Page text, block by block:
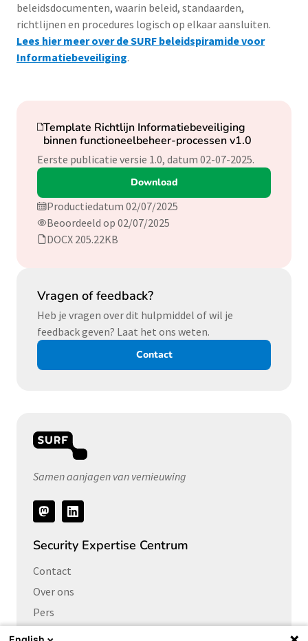
beleidsdocumenten, waarin beleid, standaarden,
richtlijnen en procedures logisch op elkaar aansluiten.
Lees hier meer over de SURF beleidspiramide voor
Informatiebeveiliging.
Download
Template Richtlijn Informatiebeveiliging
binnen functioneelbeheer-processen v1.0
Eerste publicatie versie 1.0, datum 02-07-2025.
Download
Productiedatum 02/07/2025
Beoordeeld op 02/07/2025
DOCX 205.22KB
Vragen of feedback?
Heb je vragen over dit hulpmiddel of wil je
feedback geven? Laat het ons weten.
Contact
Samen aanjagen van vernieuwing
Volg
ons
Security Expertise Centrum
Contact
Over ons
Pers
Vacatures